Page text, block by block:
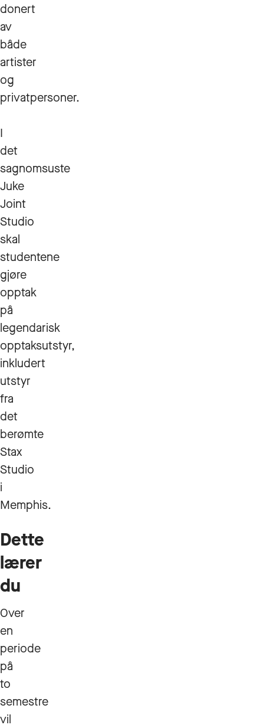
donert
av
både
artister
og
privatpersoner.
I
det
sagnomsuste
Juke
Joint
Studio
skal
studentene
gjøre
opptak
på
legendarisk
opptaksutstyr,
inkludert
utstyr
fra
det
berømte
Stax
Studio
i
Memphis.
Dette
lærer
du
Over
en
periode
på
to
semestre
vil